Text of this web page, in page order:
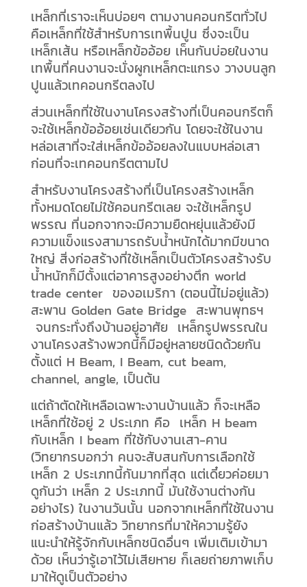
เหล็กที่เราจะเห็นบ่อยๆ ตามงานคอนกรีตทั่วไป
คือเหล็กที่ใช้สำหรับการเทพื้นปูน ซึ่งจะเป็น
เหล็กเส้น หรือเหล็กข้ออ้อย เห็นกันบ่อยในงาน
เทพื้นที่คนงานจะนั่งผูกเหล็กตะแกรง วางบนลูก
ปูนแล้วเทคอนกรีตลงไป
ส่วนเหล็กที่ใช้ในงานโครงสร้างที่เป็นคอนกรีตก็
จะใช้เหล็กข้ออ้อยเช่นเดียวกัน โดยจะใช้ในงาน
หล่อเสาที่จะใส่เหล็กข้ออ้อยลงในแบบหล่อเสา
ก่อนที่จะเทคอนกรีตตามไป
สำหรับงานโครงสร้างที่เป็นโครงสร้างเหล็ก
ทั้งหมดโดยไม่ใช้คอนกรีตเลย จะใช้เหล็กรูป
พรรณ ที่นอกจากจะมีความยืดหยุ่นแล้วยังมี
ความแข็งแรงสามารถรับน้ำหนักได้มากมีขนาด
ใหญ่ สิ่งก่อสร้างที่ใช้เหล็กเป็นตัวโครงสร้างรับ
น้ำหนักก็มีตั้งแต่อาคารสูงอย่างตึก world
trade center ของอเมริกา (ตอนนี้ไม่อยู่แล้ว)
สะพาน Golden Gate Bridge สะพานพุทธฯ
จนกระทั่งถึงบ้านอยู่อาศัย เหล็กรูปพรรณใน
งานโครงสร้างพวกนี้ก็มีอยู่หลายชนิดด้วยกัน
ตั้งแต่ H Beam, I Beam, cut beam,
channel, angle, เป็นต้น
แต่ถ้าตัดให้เหลือเฉพาะงานบ้านแล้ว ก็จะเหลือ
เหล็กที่ใช้อยู่ 2 ประเภท คือ เหล็ก H beam
กับเหล็ก I beam ที่ใช้กับงานเสา-คาน
(วิทยากรบอกว่า คนจะสับสนกับการเลือกใช้
เหล็ก 2 ประเภทนี้กันมากที่สุด แต่เดี๋ยวค่อยมา
ดูกันว่า เหล็ก 2 ประเภทนี้ มันใช้งานต่างกัน
อย่างไร) ในงานวันนั้น นอกจากเหล็กที่ใช้ในงาน
ก่อสร้างบ้านแล้ว วิทยากรที่มาให้ความรู้ยัง
แนะนำให้รู้จักกับเหล็กชนิดอื่นๆ เพิ่มเติมเข้ามา
ด้วย เห็นว่ารู้เอาไว้ไม่เสียหาย ก็เลยถ่ายภาพเก็บ
มาให้ดูเป็นตัวอย่าง